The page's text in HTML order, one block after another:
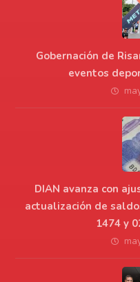
Gobernación de
eventos
DIAN avanza con
actualización de
1474 y